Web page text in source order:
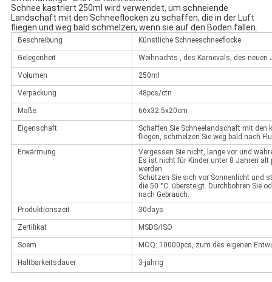
Schnee kastriert 250mI wird verwendet, um schneiende
Landschaft mit den Schneeflocken zu schaffen, die in der Luft
fliegen und weg bald schmelzen, wenn sie auf den Boden fallen.
Beschreibung Künstliche Schneeschneeflocke
Gelegenheit Weihnachts-, des Karnevals, des neuen
Volumen 250ml
Verpackung 48pcs/ctn
Maße. 66x32.5x20cm
Eigenschaft
Schaffen Sie Schneelandschaft mit den
fliegen, schmelzen Sie weg bald nach
Erwärmung
Vergessen Sie nicht, lange vor und
Es ist nicht für Kinder unter 8 Jahren
werden.
Schützen Sie sich vor Sonnenlicht und
die 50 °C. übersteigt. Durchbohren Sie
nach Gebrauch.
Produktionszeit
30days
Zertifikat MSDS/ISO
Soem MOQ: 10000pcs, zum des eigenen
Haltbarkeitsdauer 3-jährig